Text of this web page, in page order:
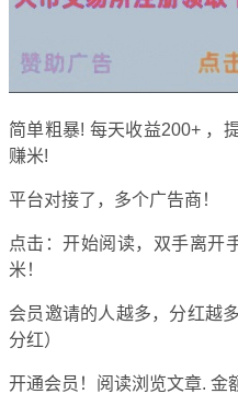
简单粗暴! 每天收益200+ ，
赚米!
平台对接了，多个广告商！
点击：开始阅读，双手离开
米！
会员邀请的人越多，分红越
分红）
开通会员！阅读浏览文章. 金